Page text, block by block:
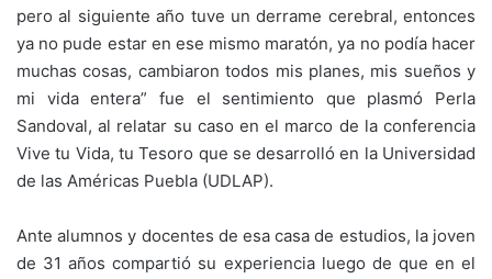
pero al siguiente año tuve un derrame cerebral, entonces
ya no pude estar en ese mismo maratón, ya no podía hacer
muchas cosas, cambiaron todos mis planes, mis sueños y
mi vida entera” fue el sentimiento que plasmó Perla
Sandoval, al relatar su caso en el marco de la conferencia
Vive tu Vida, tu Tesoro que se desarrolló en la Universidad
de las Américas Puebla (UDLAP).
Ante alumnos y docentes de esa casa de estudios, la joven
de 31 años compartió su experiencia luego de que en el